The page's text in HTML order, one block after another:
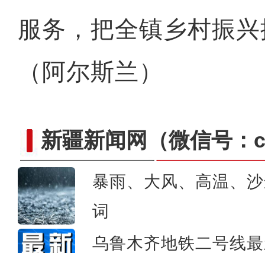
服务，把全镇乡村振
（阿尔斯兰）
新疆新闻网 （微信号
暴雨、大风、高温、
词
乌鲁木齐地铁二号线